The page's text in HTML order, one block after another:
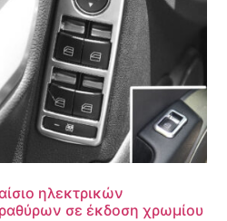
ηλεκτρικών
σε έκδοση χρωμίου